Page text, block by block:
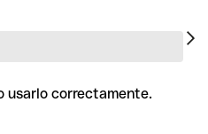
usarlo correctamente.